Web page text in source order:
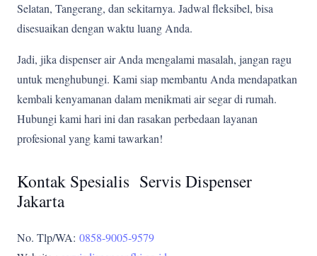
Selatan, Tangerang, dan sekitarnya. Jadwal fleksibel, bisa
disesuaikan dengan waktu luang Anda.
Jadi, jika dispenser air Anda mengalami masalah, jangan ragu
untuk menghubungi. Kami siap membantu Anda mendapatkan
kembali kenyamanan dalam menikmati air segar di rumah.
Hubungi kami hari ini dan rasakan perbedaan layanan
profesional yang kami tawarkan!
Kontak Spesialis Servis Dispenser
Jakarta
No. Tlp/WA: 0858-9005-9579